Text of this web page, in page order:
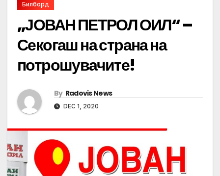
Билборд
„ЈОВАН ПЕТРОЛ ОИЛ“ –
Секогаш на страна на
потрошувачите!
By Radovis News
DEC 1, 2020